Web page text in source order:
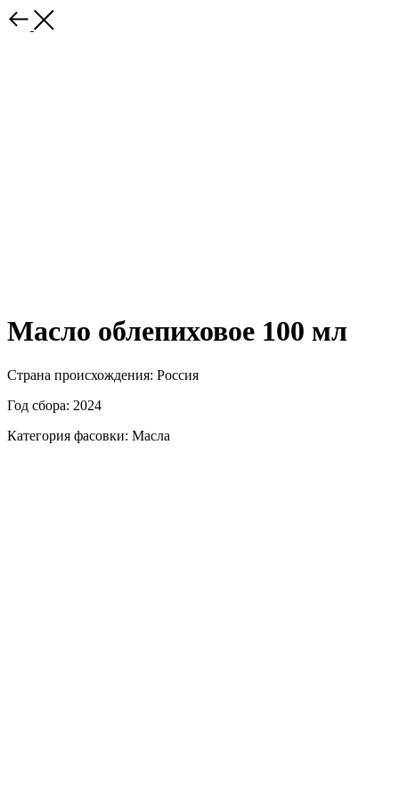
Масло облепиховое 100 мл
Страна происхождения: Россия
Год сбора: 2024
Категория фасовки: Масла